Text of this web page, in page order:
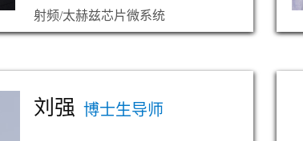
射频/太赫兹芯片微系统
刘强 博士生导师